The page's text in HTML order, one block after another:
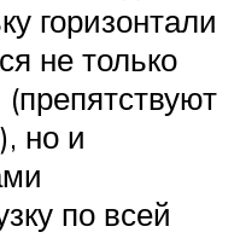
горизонтали
не только
но и
по всей